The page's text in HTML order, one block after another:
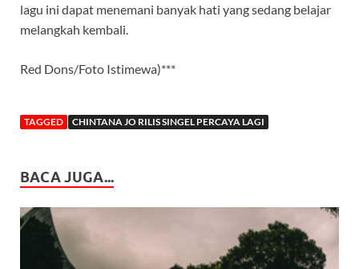
lagu ini dapat menemani banyak hati yang sedang belajar
melangkah kembali.
Red Dons/Foto Istimewa)***
TAGGED CHINTANA JO RILIS SINGEL PERCAYA LAGI
BACA JUGA...